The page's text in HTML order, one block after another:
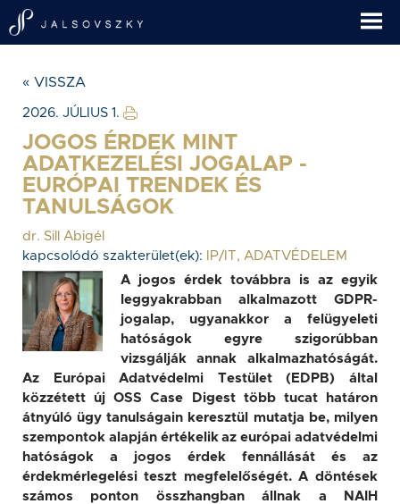
« VISSZA
2026. JÚLIUS 1.
JOGOS ÉRDEK MINT
ADATKEZELÉSI JOGALAP -
EURÓPAI TRENDEK ÉS
TANULSÁGOK
dr. Sill Abigél
kapcsolódó szakterület(ek):
IP/IT, ADATVÉDELEM
A jogos érdek továbbra is az egyik
leggyakrabban alkalmazott GDPR-
jogalap, ugyanakkor a felügyeleti
hatóságok egyre szigorúbban
vizsgálják annak alkalmazhatóságát.
Az Európai Adatvédelmi Testület (EDPB) által
közzétett új OSS Case Digest több tucat határon
átnyúló ügy tanulságain keresztül mutatja be, milyen
szempontok alapján értékelik az európai adatvédelmi
hatóságok a jogos érdek fennállását és az
érdekmérlegelési teszt megfelelőségét. A döntések
számos ponton összhangban állnak a NAIH